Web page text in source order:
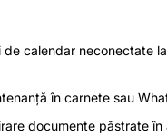
de calendar neconectate la
în carnete sau
documente păstrate în